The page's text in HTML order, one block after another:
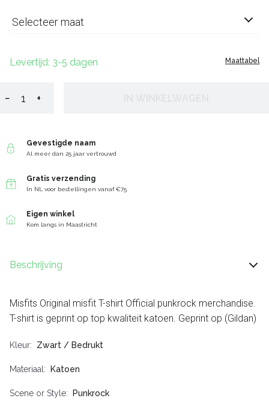
Selecteer maat
Maattabel
Levertijd: 3-5 dagen
− +
Gevestigde naam
Al meer dan 25 jaar vertrouwd
Gratis verzending
In NL voor bestellingen vanaf €75
Eigen winkel
Kom langs in Maastricht
Beschrijving
Misfits Original misfit T-shirt Official punkrock merchandise.
T-shirt is geprint op top kwaliteit katoen. Geprint op (Gildan)
Kleur Zwart / Bedrukt
Materiaal Katoen
Scene or Style Punkrock